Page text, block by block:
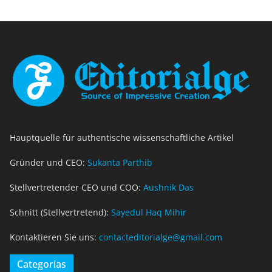
Hauptquelle für authentische wissenschaftliche Artikel
Gründer und CEO: Sukanta Parthib
Stellvertretender CEO und COO: Aushnik Das
Schnitt (Stellvertretend): Sayedul Haq Mihir
Kontaktieren Sie uns: contacteditorialge@gmail.com
Categorias